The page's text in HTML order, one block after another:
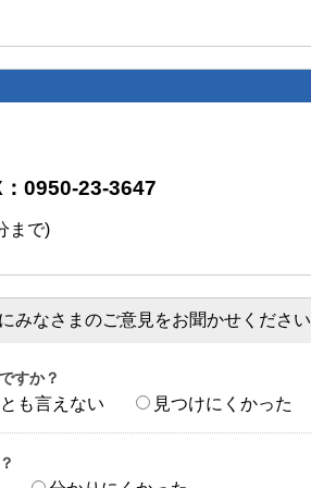
0950-23-3647
まで)
みなさまのご意見をお聞かせください
すか？
も言えない 見つけにくかった